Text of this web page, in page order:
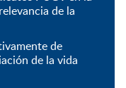
de la
de
de la vida